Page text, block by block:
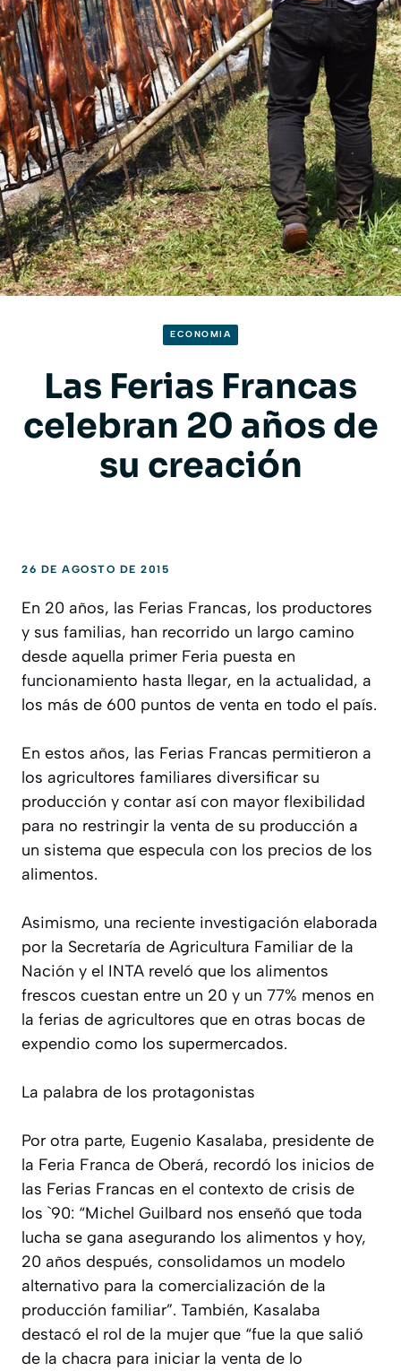
ECONOMIA
Las Ferias Francas
celebran 20 años de
su creación
26 DE AGOSTO DE 2015
En 20 años, las Ferias Francas, los productores
y sus familias, han recorrido un largo camino
desde aquella primer Feria puesta en
funcionamiento hasta llegar, en la actualidad, a
los más de 600 puntos de venta en todo el país.
En estos años, las Ferias Francas permitieron a
los agricultores familiares diversificar su
producción y contar así con mayor flexibilidad
para no restringir la venta de su producción a
un sistema que especula con los precios de los
alimentos.
Asimismo, una reciente investigación elaborada
por la Secretaría de Agricultura Familiar de la
Nación y el INTA reveló que los alimentos
frescos cuestan entre un 20 y un 77% menos en
la ferias de agricultores que en otras bocas de
expendio como los supermercados.
La palabra de los protagonistas
Por otra parte, Eugenio Kasalaba, presidente de
la Feria Franca de Oberá, recordó los inicios de
las Ferias Francas en el contexto de crisis de
los `90: “Michel Guilbard nos enseñó que toda
lucha se gana asegurando los alimentos y hoy,
20 años después, consolidamos un modelo
alternativo para la comercialización de la
producción familiar”. También, Kasalaba
destacó el rol de la mujer que “fue la que salió
de la chacra para iniciar la venta de lo